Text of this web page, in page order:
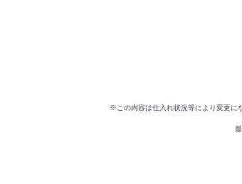
※この内容は仕入れ状況等により変更に